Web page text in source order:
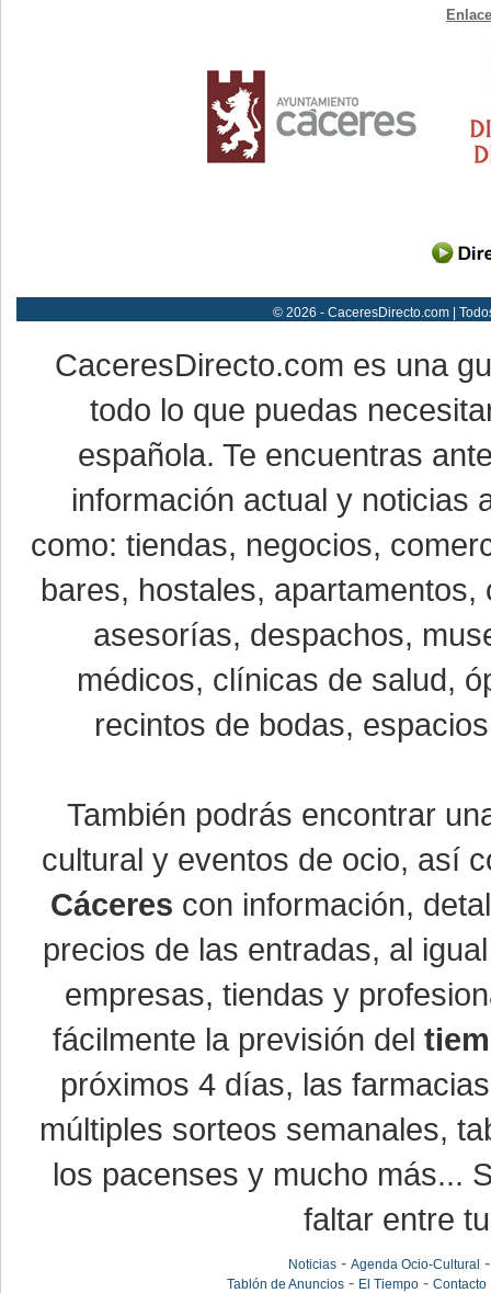
© 2026 - CaceresDirecto.com |
CaceresDirecto.com es una
todo lo que puedas
española. Te encuentras
información actual y noticias
como: tiendas, negocios,
bares, hostales,
asesorías, despachos,
médicos, clínicas de salud,
recintos de bodas,
También podrás encontrar
cultural y eventos de ocio, así
Cáceres con información,
precios de las entradas, al
empresas, tiendas y
fácilmente la previsión del
próximos 4 días, las
múltiples sorteos semanales,
los pacenses y mucho más...
faltar entre
Noticias -Agenda Ocio-Cultural
Tablón de Anuncios - El Tiempo -Contacto